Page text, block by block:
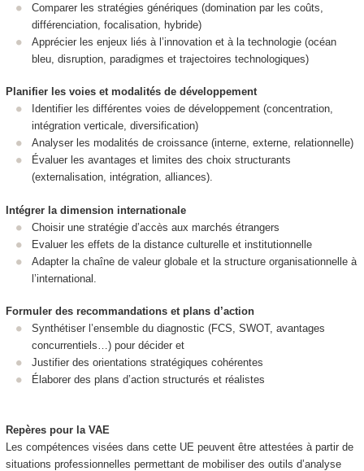
Comparer les stratégies génériques (domination par les coûts,
différenciation, focalisation, hybride)
Apprécier les enjeux liés à l’innovation et à la technologie (océan
bleu, disruption, paradigmes et trajectoires technologiques)
Planifier les voies et modalités de développement
Identifier les différentes voies de développement (concentration,
intégration verticale, diversification)
Analyser les modalités de croissance (interne, externe, relationnelle)
Évaluer les avantages et limites des choix structurants
(externalisation, intégration, alliances).
Intégrer la dimension internationale
Choisir une stratégie d’accès aux marchés étrangers
Evaluer les effets de la distance culturelle et institutionnelle
Adapter la chaîne de valeur globale et la structure organisationnelle à
l’international.
Formuler des recommandations et plans d’action
Synthétiser l’ensemble du diagnostic (FCS, SWOT, avantages
concurrentiels…) pour décider et
Justifier des orientations stratégiques cohérentes
Élaborer des plans d’action structurés et réalistes
Repères pour la VAE
Les compétences visées dans cette UE peuvent être attestées à partir de
situations professionnelles permettant de mobiliser des outils d’analyse